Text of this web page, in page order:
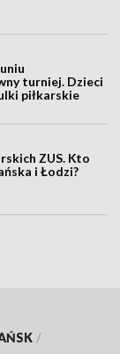
turniej. Dzieci
piłkarskie
ZUS. Kto
i Łodzi?
/